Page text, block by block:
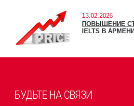
13.02.2026
ПОВЫШЕНИЕ
IELTS В
БУДЬТЕ НА СВЯЗИ